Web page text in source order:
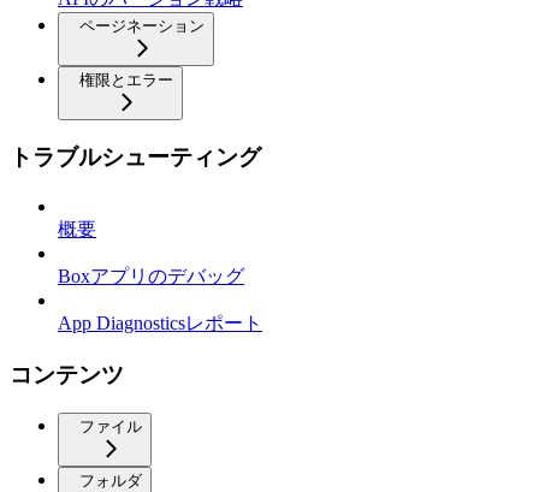
ページネーション
権限とエラー
トラブルシューティング
概要
Boxアプリのデバッグ
App Diagnosticsレポート
コンテンツ
ファイル
フォルダ